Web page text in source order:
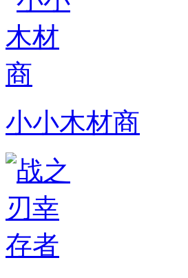
小小木材商